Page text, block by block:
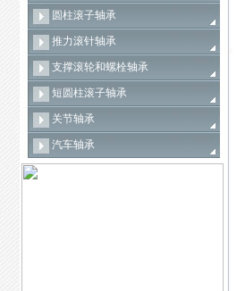
圆柱滚子轴承
推力滚针轴承
支撑滚轮和螺栓轴承
短圆柱滚子轴承
关节轴承
汽车轴承